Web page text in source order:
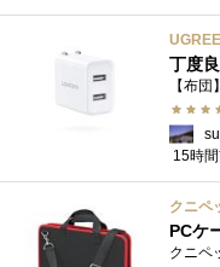
丁度
【布
15時
クニペ
PCケ